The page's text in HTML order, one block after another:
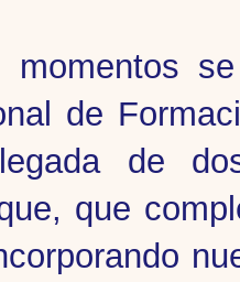
momentos
de
de
que